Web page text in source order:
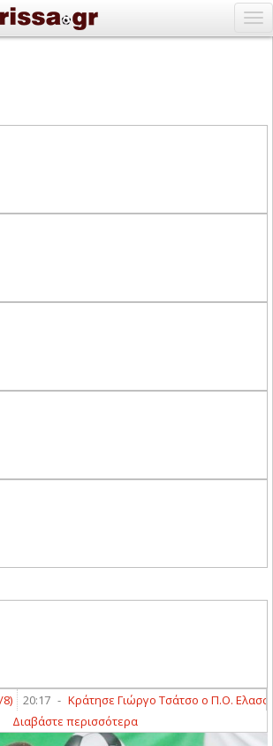
20:17 - Κράτησε Γιώργο Τσάτσο ο Π.Ο. Ελασσόνας
Διαβάστε περισσότερα